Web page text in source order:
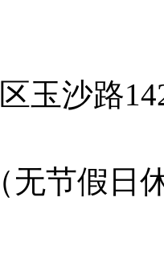
玉沙路
无节假日